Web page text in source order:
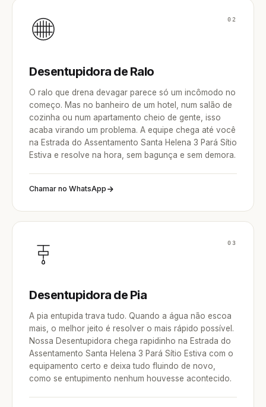
02
Desentupidora de Ralo
O ralo que drena devagar parece só um incômodo no
começo. Mas no banheiro de um hotel, num salão de
cozinha ou num apartamento cheio de gente, isso
acaba virando um problema. A equipe chega até você
na Estrada do Assentamento Santa Helena 3 Pará Sítio
Estiva e resolve na hora, sem bagunça e sem demora.
Chamar no WhatsApp
03
Desentupidora de Pia
A pia entupida trava tudo. Quando a água não escoa
mais, o melhor jeito é resolver o mais rápido possível.
Nossa Desentupidora chega rapidinho na Estrada do
Assentamento Santa Helena 3 Pará Sítio Estiva com o
equipamento certo e deixa tudo fluindo de novo,
como se entupimento nenhum houvesse acontecido.